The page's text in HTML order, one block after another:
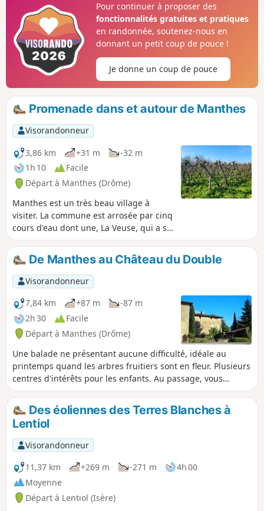
QUI PARCOURENT MES RANDONNEES vous pouvez mettre
des photos en indiquant l'emplacement sur le circuit.
Pour continuer à proposer des
fonctionnalités gratuites et pratiques
en randonnée, soutenez-nous en
donnant un petit coup de pouce !
Je donne un coup de pouce
Promenade dans et autour de Manthes
Visorandonneur
3,86 km
+31 m
-32 m
1h 10
Facile
Départ à Manthes (Drôme)
Manthes est un très beau village à
visiter. La commune est arrosée par cinq
cours d'eau dont une, La Veuse, qui a sa
source dans le village. Des étangs, une
pisciculture, une église et son prieuré
du XIe siècle qui abritait six moines, une
place centrale à côté de belles surfaces
d'eau. Alors, ouvrez bien les yeux et,
soyez curieux car ce village a une
longue histoire comme beaucoup
d'autres. À tou(te)s les randonneur(se)s
qui parcourent mes randonnées vous
pouvez mettre des photos en indiquant
l'emplacement sur le circuit.
De Manthes au Château du Double
Visorandonneur
7,84 km
+87 m
-87 m
2h 30
Facile
Départ à Manthes (Drôme)
Une balade ne présentant aucune difficulté, idéale au
printemps quand les arbres fruitiers sont en fleur. Plusieurs
centres d'intérêts pour les enfants. Au passage, vous
pourrez voir le prieuré de Manthes, visiter un jardin
extraordinaire réalisé par un disciple du facteur Cheval,
faire le tour du Château du Double et chercher une énigme.
Des éoliennes des Terres Blanches à
Lentiol
Visorandonneur
11,37 km
+269 m -271 m
4h 00
Moyenne
Départ à Lentiol (Isère)